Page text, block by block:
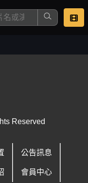
去敲定看片時間
Reserved
公告訊息
會員中心